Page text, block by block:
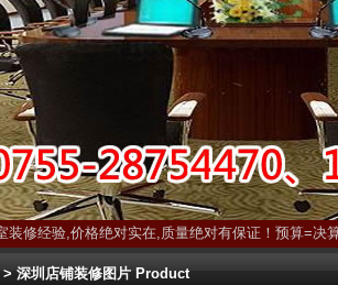
修经验,价格绝对实在,质量绝对有保证！预算=决
> 深圳店铺装修图片 Product